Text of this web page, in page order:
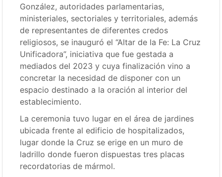
González, autoridades parlamentarias,
ministeriales, sectoriales y territoriales, además
de representantes de diferentes credos
religiosos, se inauguró el “Altar de la Fe: La Cruz
Unificadora”, iniciativa que fue gestada a
mediados del 2023 y cuya finalización vino a
concretar la necesidad de disponer con un
espacio destinado a la oración al interior del
establecimiento.
La ceremonia tuvo lugar en el área de jardines
ubicada frente al edificio de hospitalizados,
lugar donde la Cruz se erige en un muro de
ladrillo donde fueron dispuestas tres placas
recordatorias de mármol.